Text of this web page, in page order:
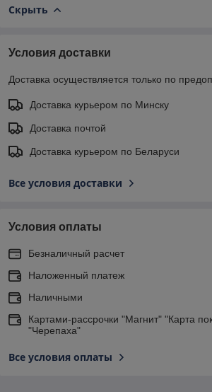
Скрыть
Условия доставки
Доставка осуществляется только по
Доставка курьером по Минску
Доставка почтой
Доставка курьером по Беларуси
Все условия доставки
Условия оплаты
Безналичный расчет
Наложенный платеж
Наличными
Картами-рассрочки "Магнит" "Карта
"Черепаха"
Все условия оплаты